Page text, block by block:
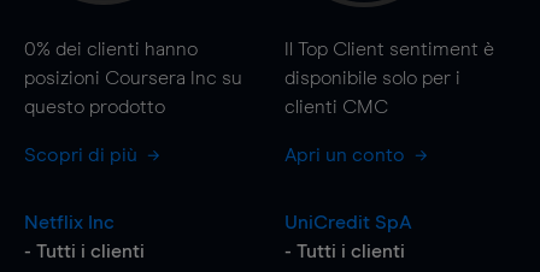
0% dei clienti hanno
posizioni Coursera Inc su
questo prodotto
Scopri di più
Il Top Client sentiment è
disponibile solo per i
clienti CMC
Apri un conto
Netflix Inc
- Tutti i clienti
UniCredit SpA
- Tutti i clienti